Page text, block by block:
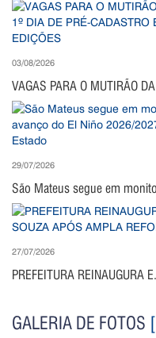
03/08/2026
VAGAS PARA O MUTIRÃO
29/07/2026
São Mateus segue em
27/07/2026
PREFEITURA REINAUGURA
GALERIA DE FOTOS